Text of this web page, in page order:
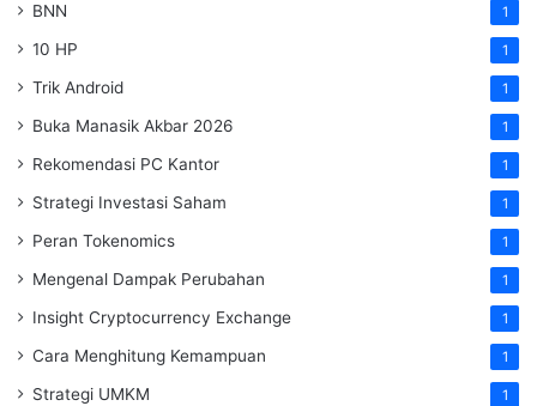
BNN 1
10 HP 1
Trik Android 1
Buka Manasik Akbar 2026 1
Rekomendasi PC Kantor 1
Strategi Investasi Saham 1
Peran Tokenomics 1
Mengenal Dampak Perubahan 1
Insight Cryptocurrency Exchange 1
Cara Menghitung Kemampuan 1
Strategi UMKM 1